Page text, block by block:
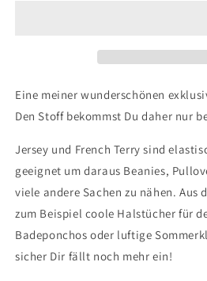
Eine meiner wunderschönen
Den Stoff bekommst Du daher nur
Jersey und French Terry sind
geeignet um daraus Beanies,
viele andere Sachen zu nähen. Aus
zum Beispiel coole Halstücher für
Badeponchos oder luftige
sicher Dir fällt noch mehr ein!